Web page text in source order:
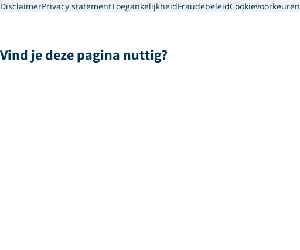
DisclaimerPrivacy statementToegankelijkheidFraudebeleidCookievoorkeuren
Vind je deze pagina nuttig?